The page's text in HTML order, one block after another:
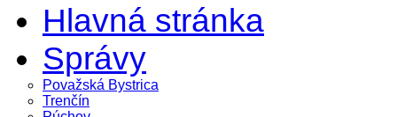
Hlavná stránka
Správy
Považská Bystrica
Trenčín